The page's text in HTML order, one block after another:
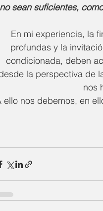
no sean suficientes,
En mi experiencia, la
profundas y la
condicionada, deben
la perspectiva de
nos
ello nos debemos, en